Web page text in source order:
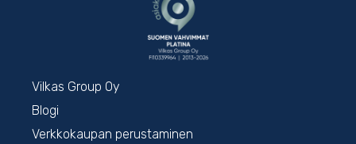
Vilkas Group Oy
Blogi
Verkkokaupan perustaminen